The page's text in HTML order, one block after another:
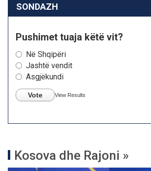
SONDAZH
Pushimet tuaja këtë vit?
Në Shqipëri
Jashtë vendit
Asgjëkundi
Vote View Results
Kosova dhe Rajoni »